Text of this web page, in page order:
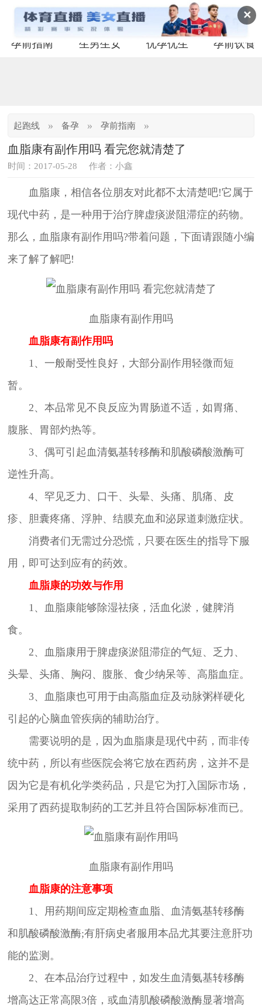
✕
孕前指南 生男生女 优孕优生 孕前饮食
起跑线 » 备孕 » 孕前指南 »
血脂康有副作用吗 看完您就清楚了
时间：2017-05-28 作者：小鑫
血脂康，相信各位朋友对此都不太清楚吧!它属于
现代中药，是一种用于治疗脾虚痰淤阻滞症的药物。
那么，血脂康有副作用吗?带着问题，下面请跟随小编
来了解了解吧!
血脂康有副作用吗
血脂康有副作用吗
1、一般耐受性良好，大部分副作用轻微而短
暂。
2、本品常见不良反应为胃肠道不适，如胃痛、
腹胀、胃部灼热等。
3、偶可引起血清氨基转移酶和肌酸磷酸激酶可
逆性升高。
4、罕见乏力、口干、头晕、头痛、肌痛、皮
疹、胆囊疼痛、浮肿、结膜充血和泌尿道刺激症状。
消费者们无需过分恐慌，只要在医生的指导下服
用，即可达到应有的药效。
血脂康的功效与作用
1、血脂康能够除湿祛痰，活血化淤，健脾消
食。
2、血脂康用于脾虚痰淤阻滞症的气短、乏力、
头晕、头痛、胸闷、腹胀、食少纳呆等、高脂血症。
3、血脂康也可用于由高脂血症及动脉粥样硬化
引起的心脑血管疾病的辅助治疗。
需要说明的是，因为血脂康是现代中药，而非传
统中药，所以有些医院会将它放在西药房，这并不是
因为它是有机化学类药品，只是它为打入国际市场，
采用了西药提取制药的工艺并且符合国际标准而已。
血脂康有副作用吗
血脂康的注意事项
1、用药期间应定期检查血脂、血清氨基转移酶
和肌酸磷酸激酶;有肝病史者服用本品尤其要注意肝功
能的监测。
2、在本品治疗过程中，如发生血清氨基转移酶
增高达正常高限3倍，或血清肌酸磷酸激酶显著增高